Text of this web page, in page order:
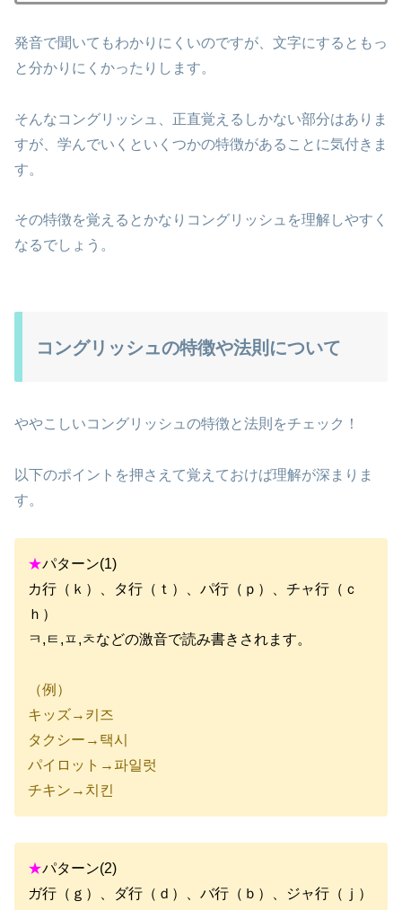
発音で聞いてもわかりにくいのですが、文字にするともっ
と分かりにくかったりします。
そんなコングリッシュ、正直覚えるしかない部分はありま
すが、学んでいくといくつかの特徴があることに気付きま
す。
その特徴を覚えるとかなりコングリッシュを理解しやすく
なるでしょう。
コングリッシュの特徴や法則について
ややこしいコングリッシュの特徴と法則をチェック！
以下のポイントを押さえて覚えておけば理解が深まりま
す。
★パターン(1)
カ行（ｋ）、タ行（ｔ）、パ行（ｐ）、チャ行（ｃ
ｈ）
ㅋ,ㅌ,ㅍ,ㅊなどの激音で読み書きされます。
（例）
キッズ→키즈
タクシー→택시
パイロット→파일럿
チキン→치킨
★パターン(2)
ガ行（ｇ）、ダ行（ｄ）、バ行（ｂ）、ジャ行（ｊ）